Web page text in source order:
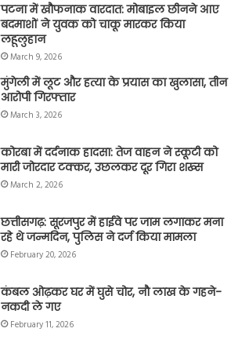
पटना में खौफनाक वारदात: मोबाइल छीनने आए
बदमाशों ने युवक को चाकू मारकर किया
लहूलुहान
March 9, 2026
मुंगेली में लूट और हत्या के प्रयास का खुलासा, तीन
आरोपी गिरफ्तार
March 3, 2026
कोरबा में दर्दनाक हादसा: तेज वाहन ने स्कूटी को
मारी जोरदार टक्कर, उछलकर दूर गिरा शख्स
March 2, 2026
छत्तीसगढ़: सूरजपुर में हाईवे पर जाम लगाकर मना
रहे थे जन्मदिन, पुलिस ने दर्ज किया मामला
February 20, 2026
कंबल ओढ़कर घर में घुसे चोर, नौ लाख के गहने-
नकदी ले गए
February 11, 2026